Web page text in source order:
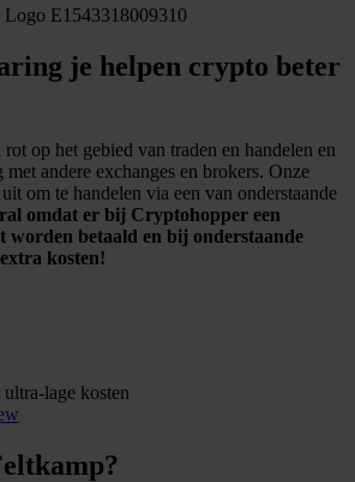
je helpen crypto beter
op het gebied van traden en handelen en
andere exchanges en brokers. Onze
om te handelen via een van onderstaande
omdat er bij Cryptohopper een
worden betaald en bij onderstaande
kosten!
lage kosten